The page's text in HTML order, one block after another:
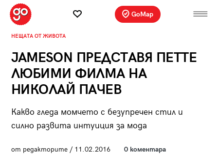
GoMap
НЕЩАТА ОТ ЖИВОТА
JAMESON ПРЕДСТАВЯ ПЕТТЕ
ЛЮБИМИ ФИЛМА НА
НИКОЛАЙ ПАЧЕВ
Какво гледа момчето с безупречен стил и
силно развита интуиция за мода
от редакторите / 11.02.2016
0 коментара